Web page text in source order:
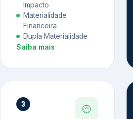
Impacto
Materialidade
Financeira
Dupla Materialidade
Saiba mais
3